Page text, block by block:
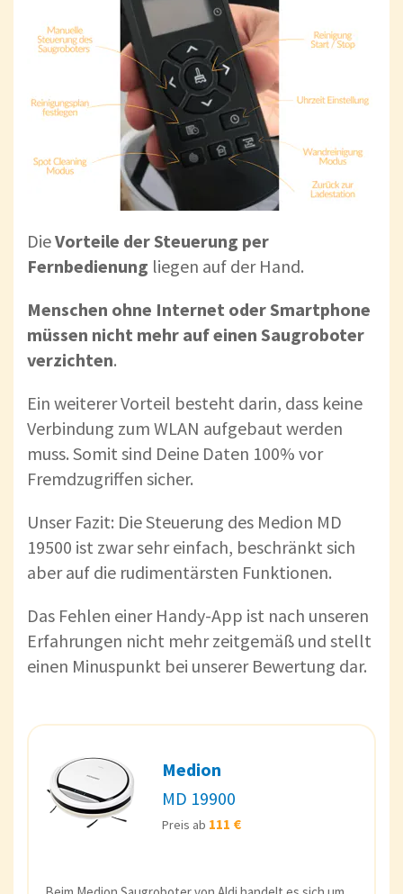
DieVorteile der Steuerung per
Fernbedienung liegen auf der Hand.
Menschen ohne Internet oder Smartphone
müssen nicht mehr auf einen Saugroboter
verzichten.
Ein weiterer Vorteil besteht darin, dass keine
Verbindung zum WLAN aufgebaut werden
muss. Somit sind Deine Daten 100% vor
Fremdzugriffen sicher.
Unser Fazit: Die Steuerung des Medion MD
19500 ist zwar sehr einfach, beschränkt sich
aber auf die rudimentärsten Funktionen.
Das Fehlen einer Handy-App ist nach unseren
Erfahrungen nicht mehr zeitgemäß und stellt
einen Minuspunkt bei unserer Bewertung dar.
Medion
MD 19900
Preis ab 111 €